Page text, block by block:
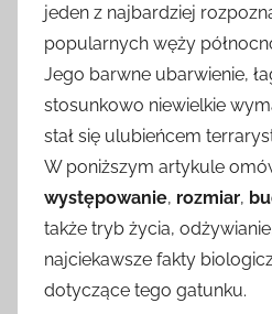
jeden z najbardziej
popularnych węży
Jego barwne ubarwienie,
stosunkowo niewielkie
stał się ulubieńcem
W poniższym artykule
występowanie, rozmiar,
także tryb życia,
najciekawsze fakty
dotyczące tego gatunku.